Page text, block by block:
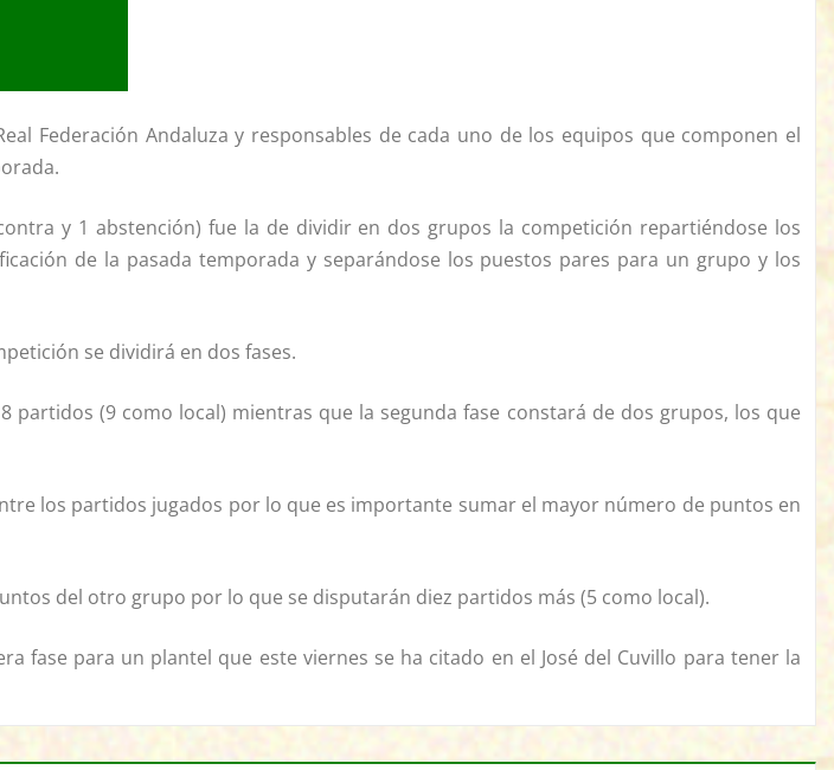
Federación Andaluza y responsables de cada uno de los equipos que componen el
y 1 abstención) fue la de dividir en dos grupos la competición repartiéndose los
de la pasada temporada y separándose los puestos pares para un grupo y los
se dividirá en dos fases.
(9 como local) mientras que la segunda fase constará de dos grupos, los que
los partidos jugados por lo que es importante sumar el mayor número de puntos en
del otro grupo por lo que se disputarán diez partidos más (5 como local).
fase para un plantel que este viernes se ha citado en el José del Cuvillo para tener la